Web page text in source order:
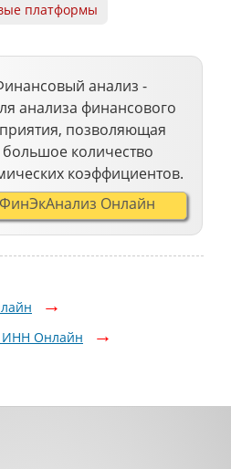
платформы
анализ -
анализа финансового
позволяющая
большое количество
коэффициентов.
Онлайн
ИНН Онлайн